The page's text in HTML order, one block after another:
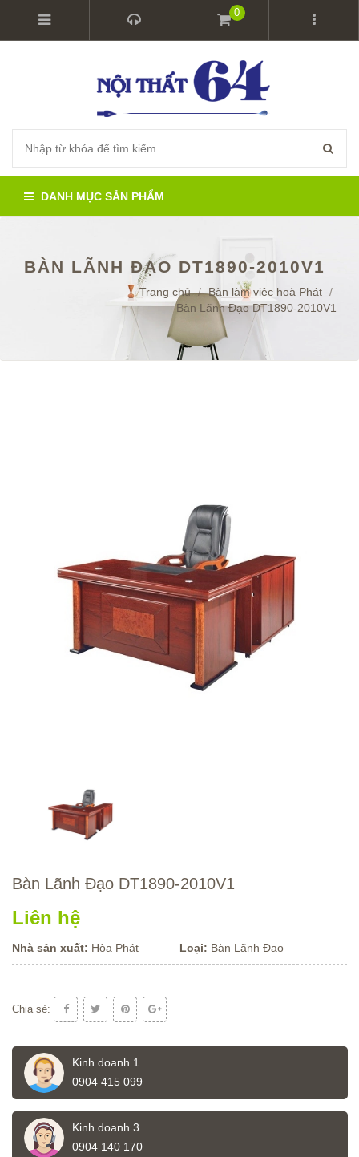
0
DANH MỤC SẢN PHẨM
BÀN LÃNH ĐẠO DT1890-2010V1
Trang chủ / Bàn làm việc hoà Phát /
Bàn Lãnh Đạo DT1890-2010V1
Bàn Lãnh Đạo DT1890-2010V1
Liên hệ
Nhà sản xuất: Hòa Phát Loại: Bàn Lãnh Đạo
Chia sẻ:
Kinh doanh 1
0904 415 099
Kinh doanh 3
0904 140 170